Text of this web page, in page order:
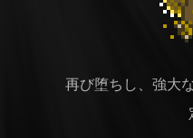
再び堕ちし、強大